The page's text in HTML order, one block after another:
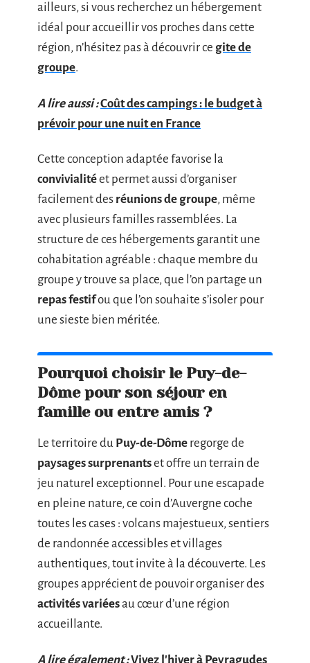
ailleurs, si vous recherchez un hébergement
idéal pour accueillir vos proches dans cette
région, n’hésitez pas à découvrir ce gite de
groupe.
A lire aussi :Coût des campings : le budget à
prévoir pour une nuit en France
Cette conception adaptée favorise la
convivialitéet permet aussi d’organiser
facilement des réunions de groupe, même
avec plusieurs familles rassemblées. La
structure de ces hébergements garantit une
cohabitation agréable : chaque membre du
groupe y trouve sa place, que l’on partage un
repas festifou que l’on souhaite s’isoler pour
une sieste bien méritée.
Pourquoi choisir le Puy-de-
Dôme pour son séjour en
famille ou entre amis ?
Le territoire du Puy-de-Dôme regorge de
paysages surprenantset offre un terrain de
jeu naturel exceptionnel. Pour une escapade
en pleine nature, ce coin d’Auvergne coche
toutes les cases : volcans majestueux, sentiers
de randonnée accessibles et villages
authentiques, tout invite à la découverte. Les
groupes apprécient de pouvoir organiser des
activités variéesau cœur d’une région
accueillante.
A lire également :Vivez l'hiver à Peyragudes